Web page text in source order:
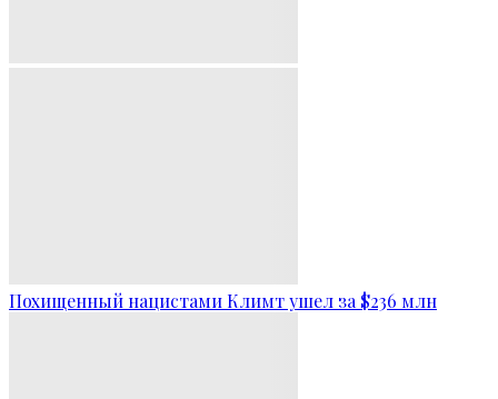
Похищенный нацистами Климт ушел за $236 млн